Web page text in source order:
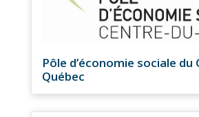
Pôle d’économie sociale du
Québec